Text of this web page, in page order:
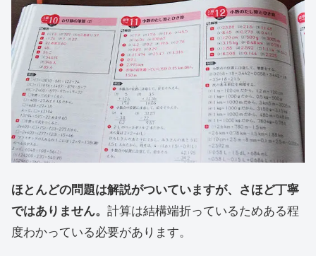
ほとんどの問題は解説がついていますが、さほど丁寧
ではありません。 計算は結構端折っているためある程
度わかっている必要があります。